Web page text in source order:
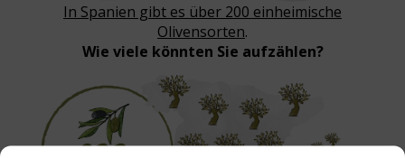
In Spanien gibt es über 200 einheimische
Olivensorten.
Wie viele könnten Sie aufzählen?